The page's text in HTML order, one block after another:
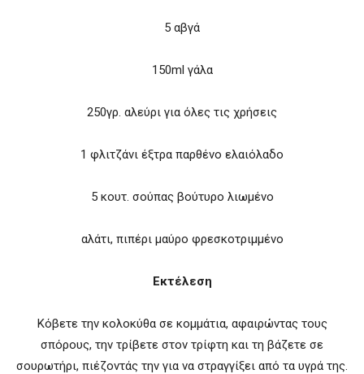
5 αβγά
150ml γάλα
250γρ. αλεύρι για όλες τις χρήσεις
1 φλιτζάνι έξτρα παρθένο ελαιόλαδο
5 κουτ. σούπας βούτυρο λιωμένο
αλάτι, πιπέρι μαύρο φρεσκοτριμμένο
Εκτέλεση
Κόβετε την κολοκύθα σε κομμάτια, αφαιρώντας τους
σπόρους, την τρίβετε στον τρίφτη και τη βάζετε σε
σουρωτήρι, πιέζοντάς την για να στραγγίξει από τα υγρά της.